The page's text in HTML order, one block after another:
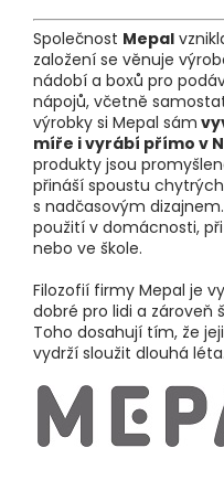
Společnost Mepal
založení se věnuje
nádobí a boxů pro
nápojů, včetně
výrobky si Mepal sám
míře i vyrábí přímo v
produkty jsou
přináší spoustu
s nadčasovým
použití v domácnosti,
nebo ve škole.
Filozofií firmy Mepal je
dobré pro lidi a zároveň
Toho dosahují tím, že
vydrží sloužit dlouhá léta.